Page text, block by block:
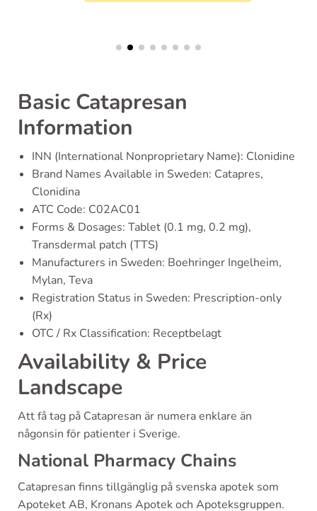
Basic Catapresan
Information
INN (International Nonproprietary Name): Clonidine
Brand Names Available in Sweden: Catapres,
Clonidina
ATC Code: C02AC01
Forms & Dosages: Tablet (0.1 mg, 0.2 mg),
Transdermal patch (TTS)
Manufacturers in Sweden: Boehringer Ingelheim,
Mylan, Teva
Registration Status in Sweden: Prescription-only
(Rx)
OTC / Rx Classification: Receptbelagt
Availability & Price
Landscape
Att få tag på Catapresan är numera enklare än
någonsin för patienter i Sverige.
National Pharmacy Chains
Catapresan finns tillgänglig på svenska apotek som
Apoteket AB, Kronans Apotek och Apoteksgruppen.